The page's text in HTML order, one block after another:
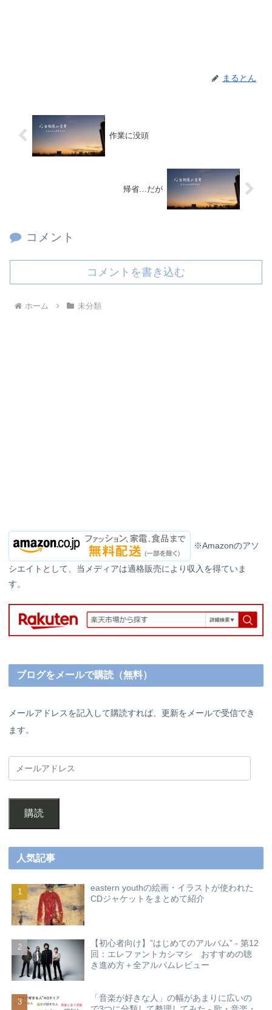
まるとん
作業に没頭
帰省…だが
コメント
コメントを書き込む
ホーム 未分類
※Amazonのアソ
シエイトとして、当メディアは適格販売により収入を得ていま
す。
ブログをメールで購読（無料）
メールアドレスを記入して購読すれば、更新をメールで受信でき
ます。
購読
人気記事
eastern youthの絵画・イラストが使われた
CDジャケットをまとめて紹介
【初心者向け】”はじめてのアルバム” - 第12
回：エレファントカシマシ おすすめの聴
き進め方＋全アルバムレビュー
「音楽が好きな人」の幅があまりに広いの